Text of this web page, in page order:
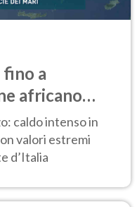
a
africano
caldo intenso in
valori estremi
d’Italia